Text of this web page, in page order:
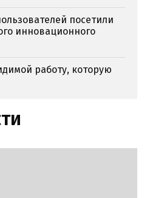
посетили
инновационного
работу, которую